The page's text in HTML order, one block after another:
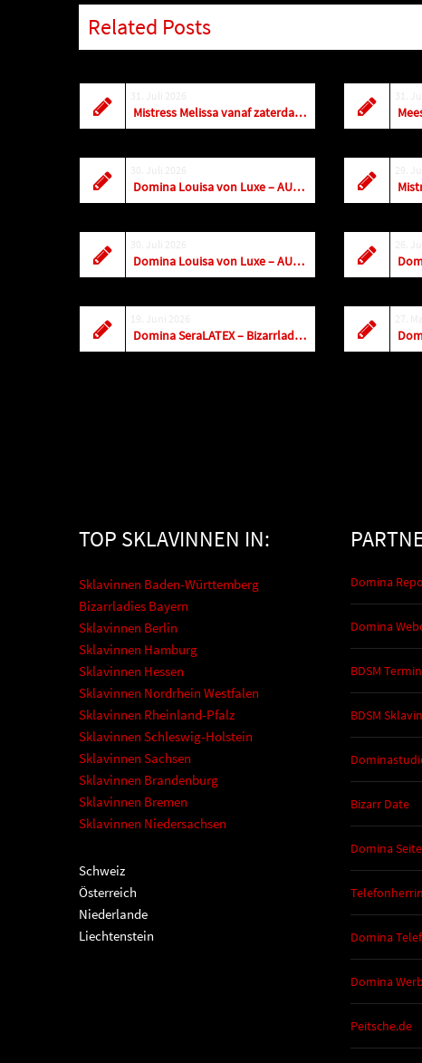
Related Posts
Mistress Melissa vanaf zaterdag weer dagelijks terug in Antwerpen
Domina Louisa von Luxe – AUGUST 2026
Domina Louisa von Luxe – AUGUST 2026
Domina SeraLATEX – Bizarrladies & Dominas in Halle Saale, Sachsen-Anhalt
TOP SKLAVINNEN IN:
Sklavinnen Baden-Württemberg
Bizarrladies Bayern
Sklavinnen Berlin
Sklavinnen Hamburg
Sklavinnen Hessen
Sklavinnen Nordrhein Westfalen
Sklavinnen Rheinland-Pfalz
Sklavinnen Schleswig-Holstein
Sklavinnen Sachsen
Sklavinnen Brandenburg
Sklavinnen Bremen
Sklavinnen Niedersachsen
Schweiz
Österreich
Niederlande
Liechtenstein
Domina
Domina
BDSM
BDSM
Bizarr Date
Domina
Telefonherrin
Domina
Domina
Peitsche.de